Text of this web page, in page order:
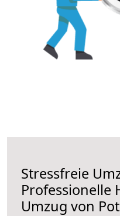
Stressfreie
Professionelle
Umzug von